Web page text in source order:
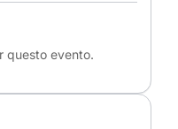
questo evento.